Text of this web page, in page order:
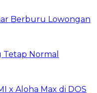
Berburu Lowongan
Normal
x Aloha Max di DOS